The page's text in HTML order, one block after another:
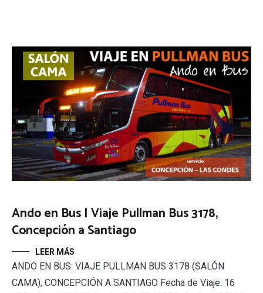
Ando en Bus | Viaje Pullman Bus 3178,
Concepción a Santiago
LEER MÁS
ANDO EN BUS: VIAJE PULLMAN BUS 3178 (SALÓN
CAMA), CONCEPCIÓN A SANTIAGO Fecha de Viaje: 16